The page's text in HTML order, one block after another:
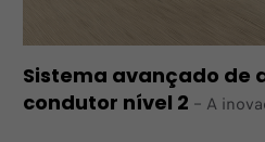
Sistema avançado de
condutor nível 2 – A